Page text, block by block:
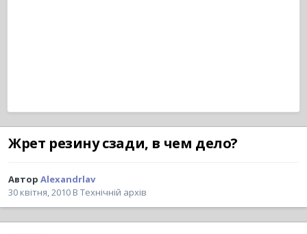
Жрет резину сзади, в чем дело?
Автор Alexandrlav
30 квітня, 2010 В Технічній архів